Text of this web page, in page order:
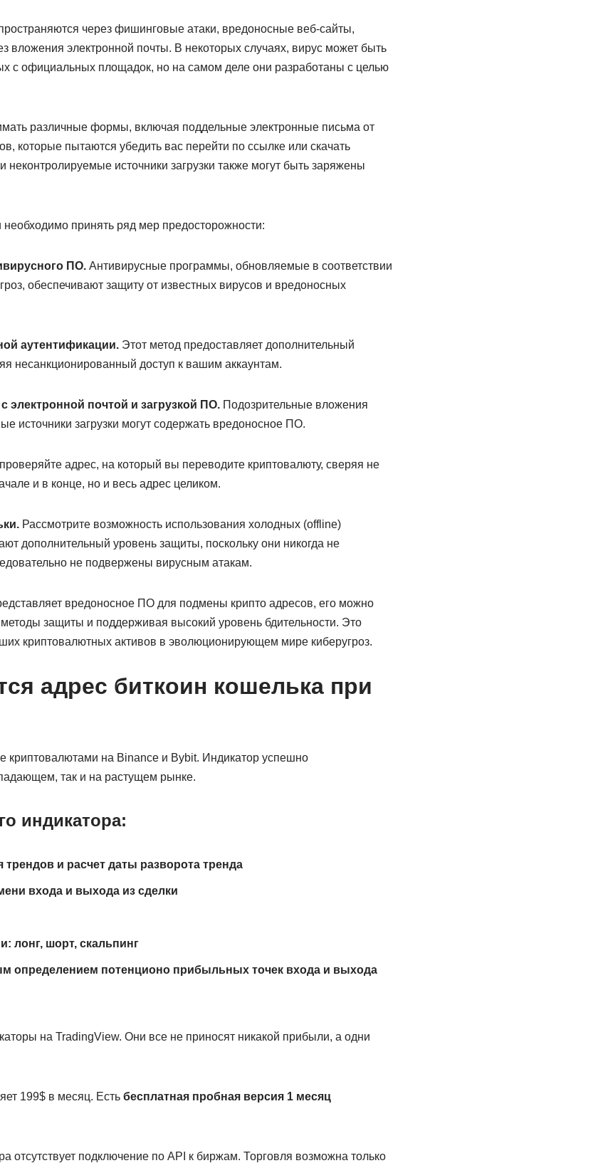
через фишинговые атаки, вредоносные веб-сайты,
вложения электронной почты. В некоторых случаях, вирус может быть
с официальных площадок, но на самом деле они разработаны с целью
различные формы, включая поддельные электронные письма от
которые пытаются убедить вас перейти по ссылке или скачать
источники загрузки также могут быть заряжены
принять ряд мер предосторожности:
ПО.Антивирусные программы, обновляемые в соответствии
обеспечивают защиту от известных вирусов и вредоносных
аутентификации.Этот метод предоставляет дополнительный
несанкционированный доступ к вашим аккаунтам.
электронной почтой и загрузкой ПО.Подозрительные вложения
источники загрузки могут содержать вредоносное ПО.
адрес, на который вы переводите криптовалюту, сверяя не
и в конце, но и весь адрес целиком.
Рассмотрите возможность использования холодных (offline)
дополнительный уровень защиты, поскольку они никогда не
не подвержены вирусным атакам.
вредоносное ПО для подмены крипто адресов, его можно
защиты и поддерживая высокий уровень бдительности. Это
криптовалютных активов в эволюционирующем мире киберугроз.
адрес биткоин кошелька при
криптовалютами на Binance и Bybit. Индикатор успешно
так и на растущем рынке.
индикатора:
и расчет даты разворота тренда
входа и выхода из сделки
лонг, шорт, скальпинг
определением потенционо прибыльных точек входа и выхода
на TradingView. Они все не приносят никакой прибыли, а одни
199$ в месяц. Есть бесплатная пробная версия 1 месяц
отсутствует подключение по API к биржам. Торговля возможна только